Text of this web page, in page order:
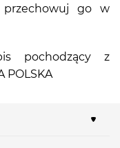
przechowuj go w
pochodzący z
POLSKA